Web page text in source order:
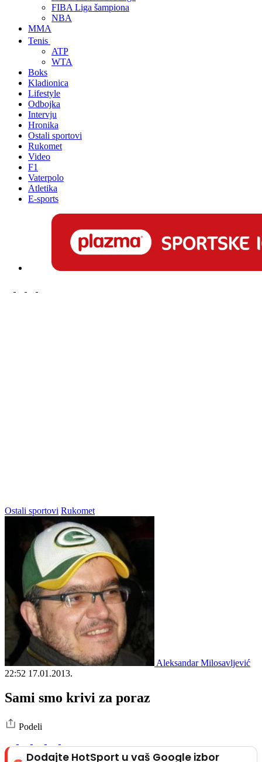
FIBA Liga šampiona
NBA
MMA
Tenis
ATP
WTA
Boks
Kladionica
Lifestyle
Odbojka
Intervju
Hronika
Ostali sportovi
Rukomet
Video
F1
Vaterpolo
Atletika
E-sports
Ostali sportovi Rukomet
Aleksandar Milosavljević
22:52 17.01.2013.
Sami smo krivi za poraz
Podeli
Dodajte HotSport u vaš Google izbor